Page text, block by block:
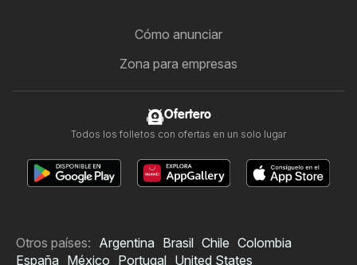
Cómo anunciar
Zona para empresas
Ofertero
Todos los folletos con ofertas en un solo lugar
Otros países: Argentina Brasil Chile Colombia
España México Portugal United States